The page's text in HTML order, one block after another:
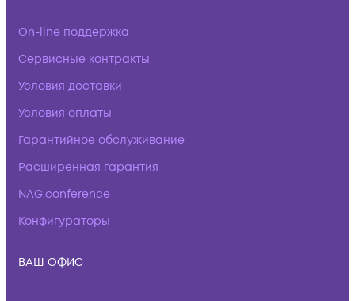
On-line поддержка
Сервисные контракты
Условия доставки
Условия оплаты
Гарантийное обслуживание
Расширенная гарантия
NAG.conference
Конфигураторы
ВАШ ОФИС